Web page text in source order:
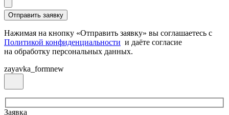
Нажимая на кнопку «Отправить заявку» вы соглашаетесь с
Политикой конфиденциальности и даёте согласие
на обработку персональных данных.
zayavka_formnew
Заявка